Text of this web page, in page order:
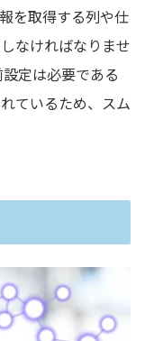
を取得する列や仕
なければなりませ
定は必要である
ているため、スム